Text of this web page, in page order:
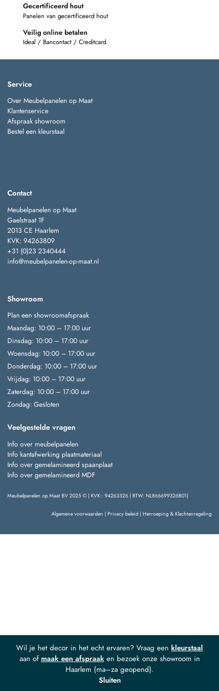
Wil je het decor in het echt ervaren? Vraag een kleurstaal
aan of maak een afspraaken bezoek onze showroom in
Haarlem (ma–za geopend).
Sluiten
Gecertificeerd hout
Panelen van gecertificeerd hout
Veilig online betalen
Ideal / Bancontact / Creditcard
Service
Over Meubelpanelen op Maat
Klantenservice
Afspraak showroom
Bestel een kleurstaal
Contact
Meubelpanelen op Maat
Gaelstraat 1F
2013 CE Haarlem
KVK: 94263809
+31 (0)23 2340444
info@meubelpanelen-op-maat.nl
Showroom
Plan een showroomafspraak
Maandag: 10:00 – 17:00 uur
Dinsdag: 10:00 – 17:00 uur
Woensdag: 10:00 – 17:00 uur
Donderdag: 10:00 – 17:00 uur
Vrijdag: 10:00 – 17:00 uur
Zaterdag: 10:00 – 17:00 uur
Zondag: Gesloten
Veelgestelde vragen
Info over meubelpanelen
Info kantafwerking plaatmateriaal
Info over gemelamineerd spaanplaat
Info over gemelamineerd MDF
Meubelpanelen op Maat BV 2025 © | KVK:: 94263326 | BTW: NL866699326B01|
Algemene voorwaarden | Privacy beleid | Herroeping & Klachtenregeling